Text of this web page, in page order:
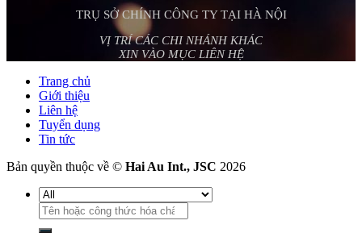
TRỤ SỞ CHÍNH CÔNG TY TẠI HÀ NỘI
VỊ TRÍ CÁC CHI NHÁNH KHÁC
XIN VÀO MỤC LIÊN HỆ
Trang chủ
Giới thiệu
Liên hệ
Tuyển dụng
Tin tức
Bản quyền thuộc về © Hai Au Int., JSC 2026
Tìm
kiếm: